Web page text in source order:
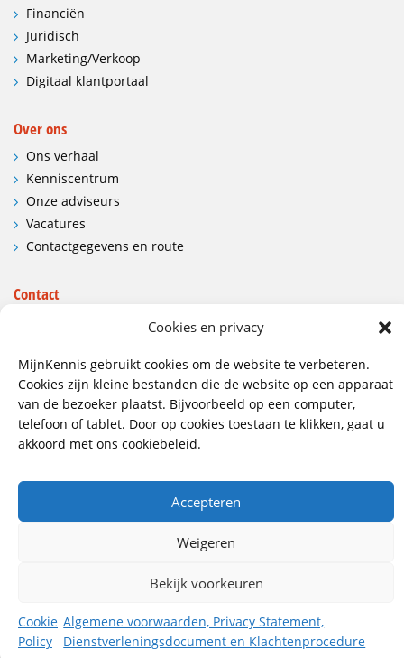
Cookies en privacy
MijnKennis gebruikt cookies om de website te verbeteren.
Cookies zijn kleine bestanden die de website op een apparaat
van de bezoeker plaatst. Bijvoorbeeld op een computer,
telefoon of tablet. Door op cookies toestaan te klikken, gaat u
akkoord met ons cookiebeleid.
Accepteren
Weigeren
Bekijk voorkeuren
Cookie
Policy
Algemene voorwaarden, Privacy Statement,
Dienstverleningsdocument en Klachtenprocedure
Financiën
Juridisch
Marketing/Verkoop
Digitaal klantportaal
Over ons
Ons verhaal
Kenniscentrum
Onze adviseurs
Vacatures
Contactgegevens en route
Contact
Wij hebben vestigingen in:
085 - 485 4111
info@mijnkennis.nl
Volg ons
Algemene Voorwaarden, Privacy
Statement, Dienstverleningsdocument en
Klachtenprocedure